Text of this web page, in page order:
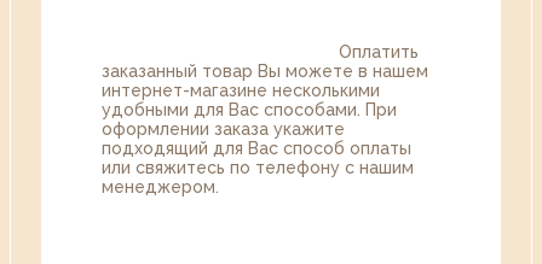
Оплатить
заказанный товар Вы можете в нашем
интернет-магазине несколькими
удобными для Вас способами. При
оформлении заказа укажите
подходящий для Вас способ оплаты
или свяжитесь по телефону с нашим
менеджером.